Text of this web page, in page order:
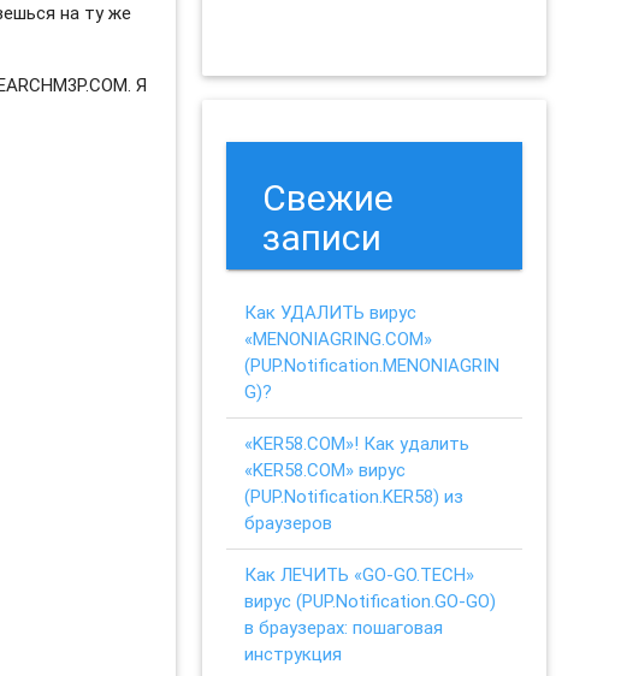
на ту же
Я
Свежие
записи
Как УДАЛИТЬ вирус
«MENONIAGRING.COM»
(PUP.Notification.MENONIAGRIN
G)?
«KER58.COM»! Как удалить
«KER58.COM» вирус
(PUP.Notification.KER58) из
браузеров
Как ЛЕЧИТЬ «GO-GO.TECH»
вирус (PUP.Notification.GO-GO)
в браузерах: пошаговая
инструкция